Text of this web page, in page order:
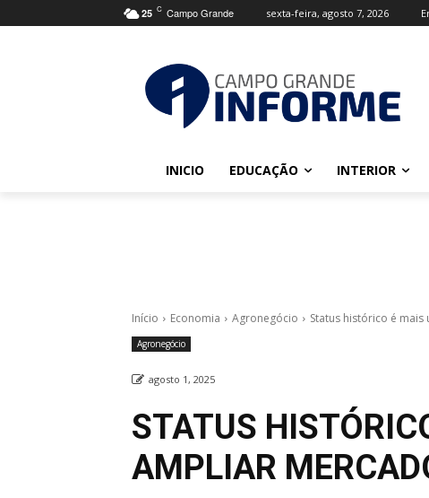
25 C Campo Grande sexta-feira, agosto 7, 2026
INICIO EDUCAÇÃO INTERIOR
Início Economia Agronegócio Status histórico é
Agronegócio
agosto 1, 2025
STATUS
AMPLIAR